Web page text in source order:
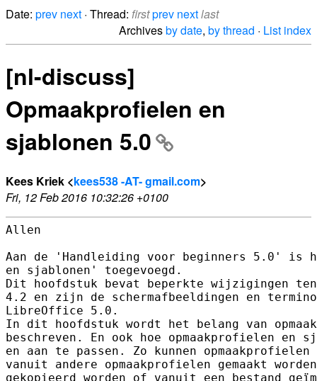
Date: prev next · Thread: firstprev nextlast
Archivesby date, by thread · List index
[nl-discuss]
Opmaakprofielen en
sjablonen 5.0
Kees Kriek <kees538 -AT- gmail.com>
Fri, 12 Feb 2016 10:32:26 +0100
Allen
Aan de 'Handleiding voor beginners 5.0' is
en sjablonen' toegevoegd.
Dit hoofdstuk bevat beperkte wijzigingen
4.2 en zijn de schermafbeeldingen en
LibreOffice 5.0.
In dit hoofdstuk wordt het belang van
beschreven. En ook hoe opmaakprofielen en
en aan te passen. Zo kunnen opmaakprofielen
vanuit andere opmaakprofielen gemaakt
gekopieerd worden of vanuit een bestand